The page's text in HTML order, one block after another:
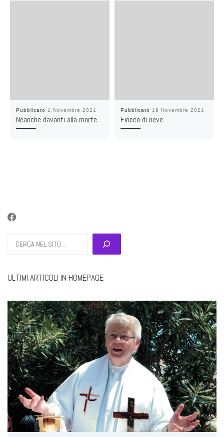
Pubblicato 1 Novembre 2021
Neanche davanti alla morte
Pubblicato 19 Novembre 2021
Fiocco di neve
ULTIMI ARTICOLI IN HOMEPAGE